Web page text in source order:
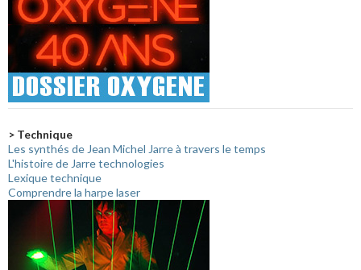
> Technique
Les synthés de Jean Michel Jarre à travers le temps
L'histoire de Jarre technologies
Lexique technique
Comprendre la harpe laser